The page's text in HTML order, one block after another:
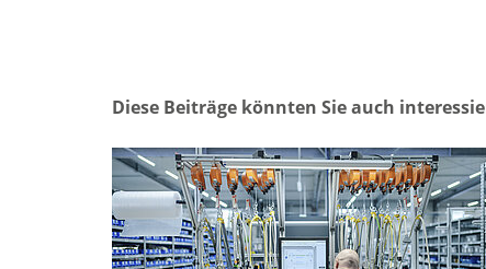
Diese Beiträge könnten Sie auch